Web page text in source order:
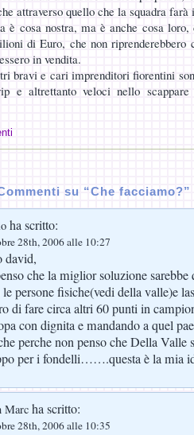
attraverso quello che la squadra
è cosa nostra, ma è anche cosa
di Euro, che non riprenderebbero
in vendita.
bravi e cari imprenditori fiorentini
e altrettanto veloci nello
su “Che facciamo?”
ha scritto:
28th, 2006 alle 10:27
david,
che la miglior soluzione
persone fisiche(vedi della valle)e
di fare circa altri 60 punti in
con dignita e mandando a quel
perche non penso che Della Valle
per i fondelli…….questa è la mia
Marc ha scritto:
28th, 2006 alle 10:35